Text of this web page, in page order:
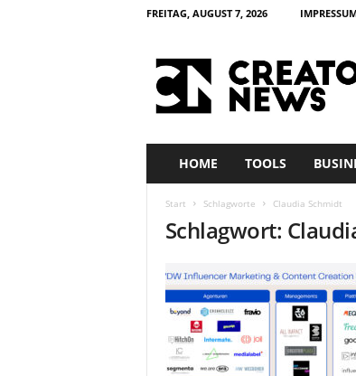
FREITAG, AUGUST 7, 2026
HOME TOOLS
Start Schlagworte Claudia Schmidt
Schlagwort: